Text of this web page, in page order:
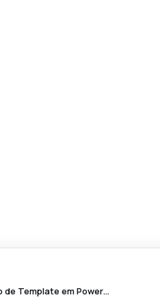
de Template em Power…